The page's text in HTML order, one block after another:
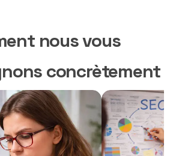
nous vous
concrètement